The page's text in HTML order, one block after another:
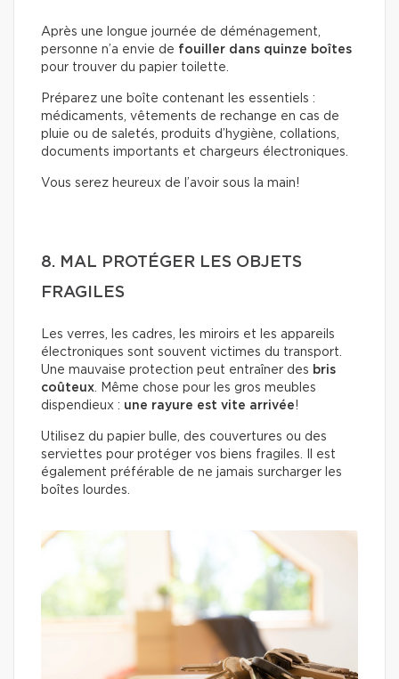
Après une longue journée de déménagement,
personne n’a envie de fouiller dans quinze boîtes
pour trouver du papier toilette.
Préparez une boîte contenant les essentiels :
médicaments, vêtements de rechange en cas de
pluie ou de saletés, produits d’hygiène, collations,
documents importants et chargeurs électroniques.
Vous serez heureux de l’avoir sous la main!
8. MAL PROTÉGER LES OBJETS
FRAGILES
Les verres, les cadres, les miroirs et les appareils
électroniques sont souvent victimes du transport.
Une mauvaise protection peut entraîner des bris
coûteux. Même chose pour les gros meubles
dispendieux : une rayure est vite arrivée!
Utilisez du papier bulle, des couvertures ou des
serviettes pour protéger vos biens fragiles. Il est
également préférable de ne jamais surcharger les
boîtes lourdes.